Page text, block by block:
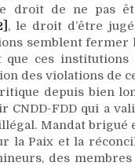
droit de ne pas
, le droit d’être
semblent fermer
que ces
des violations de
depuis bien
CNDD-FDD qui a
Mandat brigué
la Paix et la
des